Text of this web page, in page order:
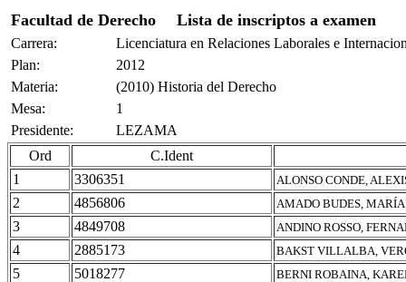
Facultad de Derecho Lista de inscriptos a examen
Carrera:
Licenciatura en Relaciones Laborales e
Plan:
2012
Materia:
(2010) Historia del Derecho
Mesa:
1
Presidente:
LEZAMA
Ord
C.Ident
1
3306351 ALONSO CONDE,
2 4856806 AMADO BUDES,
3 4849708 ANDINO ROSSO,
4 2885173 BAKST VILLALBA,
5 5018277 BERNI ROBAINA,